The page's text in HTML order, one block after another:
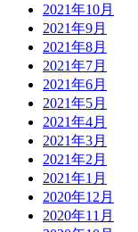
2021年10月
2021年9月
2021年8月
2021年7月
2021年6月
2021年5月
2021年4月
2021年3月
2021年2月
2021年1月
2020年12月
2020年11月